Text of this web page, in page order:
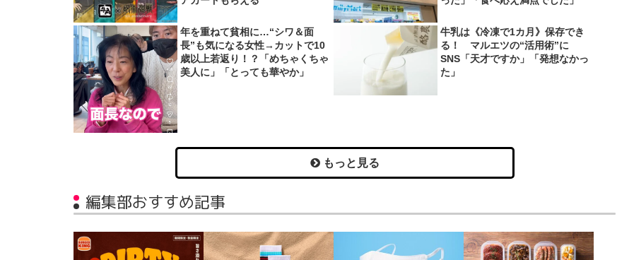
年を重ねて貧相に…“シワ＆面
長”も気になる女性→カットで10
歳以上若返り！？「めちゃくちゃ
美人に」「とっても華やか」
牛乳は《冷凍で1カ月》保存でき
る！ マルエツの“活用術”に
SNS「天才ですか」「発想なかっ
た」
もっと見る
編集部おすすめ記事